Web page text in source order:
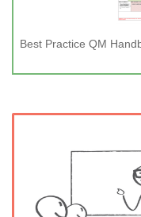
Best Practice QM